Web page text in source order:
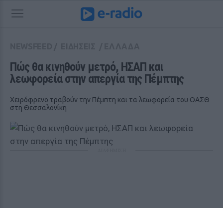
Πώς θα κινηθούν μετρό, ΗΣΑΠ και
λεωφορεία στην απεργία της Πέμπτης
Χειρόφρενο τραβούν την Πέμπτη και τα λεωφορεία του ΟΑΣΘ
στη Θεσσαλονίκη